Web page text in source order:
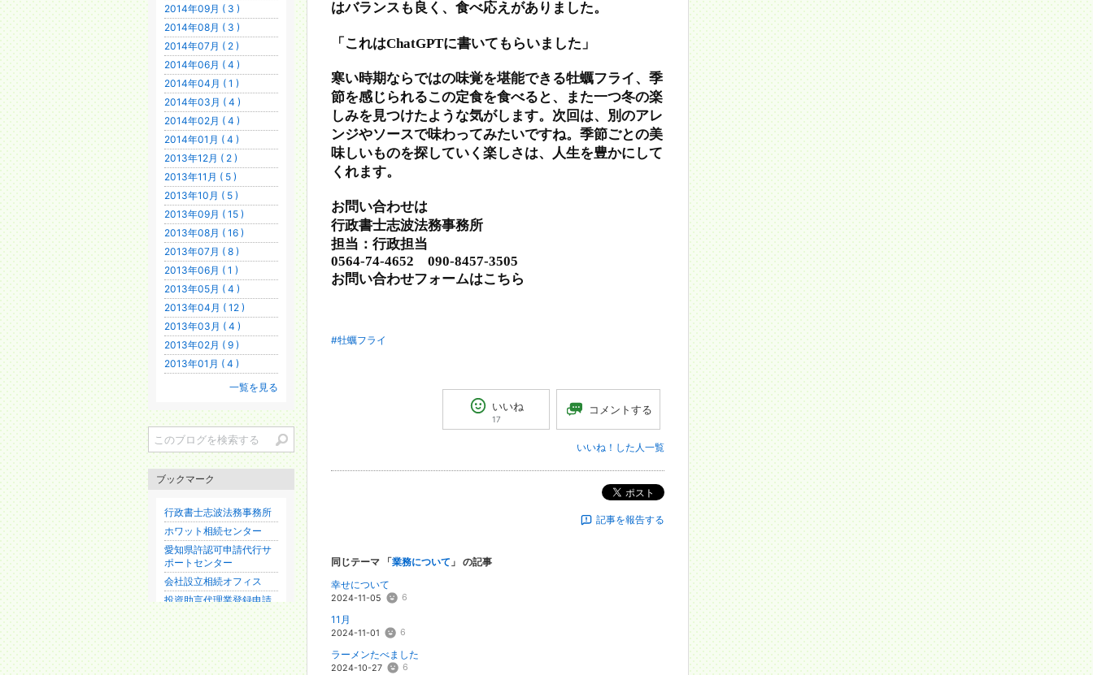
はバランスも良く、食べ応えがありました。
「これはChatGPTに書いてもらいました」
寒い時期ならではの味覚を堪能できる牡蠣フライ、季
節を感じられるこの定食を食べると、また一つ冬の楽
しみを見つけたような気がします。次回は、別のアレ
ンジやソースで味わってみたいですね。季節ごとの美
味しいものを探していく楽しさは、人生を豊かにして
くれます。
お問い合わせは
行政書士志波法務事務所
担当：行政担当
0564-74-4652 090-8457-3505
お問い合わせフォームはこちら
#牡蠣フライ
いいね
17
コメントする
いいね！した人一覧
ポスト
記事を報告する
同じテーマ 「業務について 」 の記事
幸せについて
2024-11-05 6
11月
2024-11-01 6
ラーメンたべました
2024-10-27 6
2014年09月 ( 3 )
2014年08月 ( 3 )
2014年07月 ( 2 )
2014年06月 ( 4 )
2014年04月 ( 1 )
2014年03月 ( 4 )
2014年02月 ( 4 )
2014年01月 ( 4 )
2013年12月 ( 2 )
2013年11月 ( 5 )
2013年10月 ( 5 )
2013年09月 ( 15 )
2013年08月 ( 16 )
2013年07月 ( 8 )
2013年06月 ( 1 )
2013年05月 ( 4 )
2013年04月 ( 12 )
2013年03月 ( 4 )
2013年02月 ( 9 )
2013年01月 ( 4 )
一覧を見る
ブックマーク
行政書士志波法務事務所
ホワット相続センター
愛知県許認可申請代行サ
ポートセンター
会社設立相続オフィス
投資助言代理業登録申請
一覧を見る